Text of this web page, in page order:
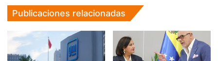
Publicaciones relacionadas